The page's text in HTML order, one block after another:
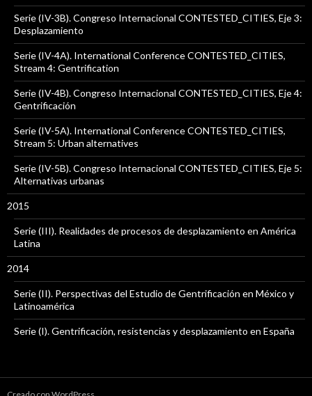
Serie (IV-3B). Congreso Internacional CONTESTED_CITIES, Eje 3:
Desplazamiento
Serie (IV-4A). International Conference CONTESTED_CITIES,
Stream 4: Gentrification
Serie (IV-4B). Congreso Internacional CONTESTED_CITIES, Eje 4:
Gentrificación
Serie (IV-5A). International Conference CONTESTED_CITIES,
Stream 5: Urban alternatives
Serie (IV-5B). Congreso Internacional CONTESTED_CITIES, Eje 5:
Alternativas urbanas
2015
Serie (III). Realidades de procesos de desplazamiento en América
Latina
2014
Serie (II). Perspectivas del Estudio de Gentrificación en México y
Latinoamérica
Serie (I). Gentrificación, resistencias y desplazamiento en España